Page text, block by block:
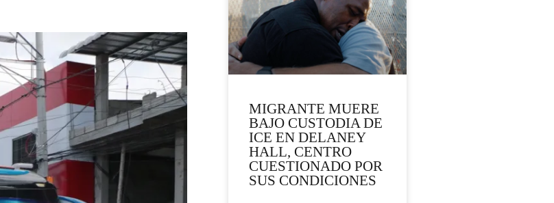
MIGRANTE MUERE
BAJO CUSTODIA DE
ICE EN DELANEY
HALL, CENTRO
CUESTIONADO POR
SUS CONDICIONES